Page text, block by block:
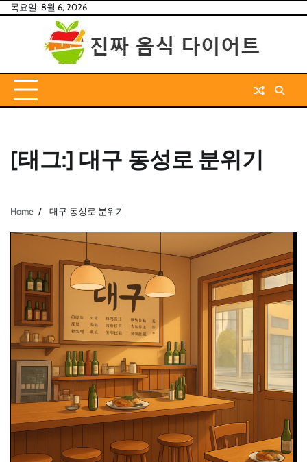
Skip목요일, 8월 6, 2026
[태그:] 대구 동성로 분위기
Home 대구 동성로 분위기